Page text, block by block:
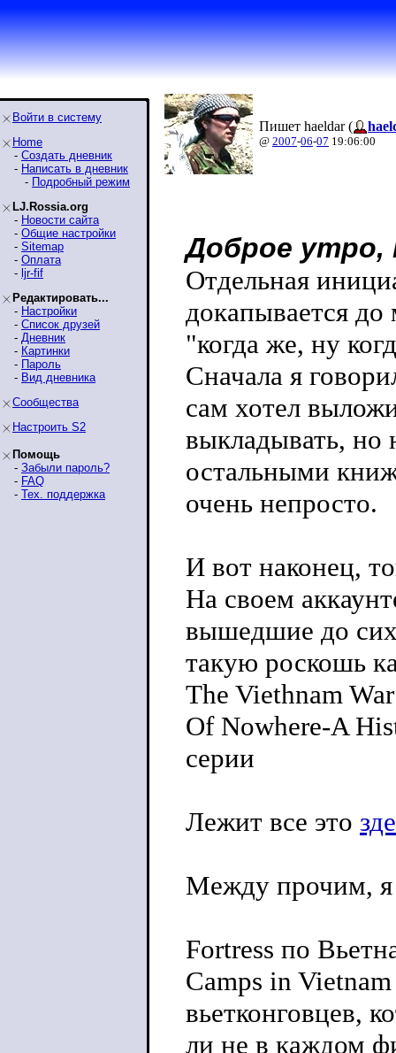
Войти в систему
Home
- Создать дневник
- Написать в дневник
- Подробный режим
LJ.Rossia.org
- Новости сайта
- Общие настройки
- Sitemap
- Оплата
- ljr-fif
Редактировать...
- Настройки
- Список друзей
- Дневник
- Картинки
- Пароль
- Вид дневника
Сообщества
Настроить S2
Помощь
- Забыли пароль?
- FAQ
- Тех. поддержка
Пишет haeldar (
@ 2007-06-07 19:06:00
Доброе утро,
Отдельная
докапывается до
"когда же, ну
Сначала я
сам хотел
выкладывать, но
остальными
очень непросто.
И вот наконец,
На своем
вышедшие до
такую роскошь
The Viethnam
Of Nowhere-A
серии
Лежит все это
Между прочим, я
Fortress по
Camps in
вьетконговцев,
ли не в каждом